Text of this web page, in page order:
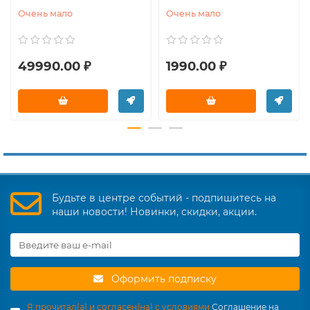
Очень мало
49990.00 ₽
Очень мало
1990.00 ₽
Будьте в центре событий - подпишитесь на
наши новости! Новинки, скидки, акции.
Оформить подписку
Я прочитал(а) и согласен(на) с условиями Соглашение на